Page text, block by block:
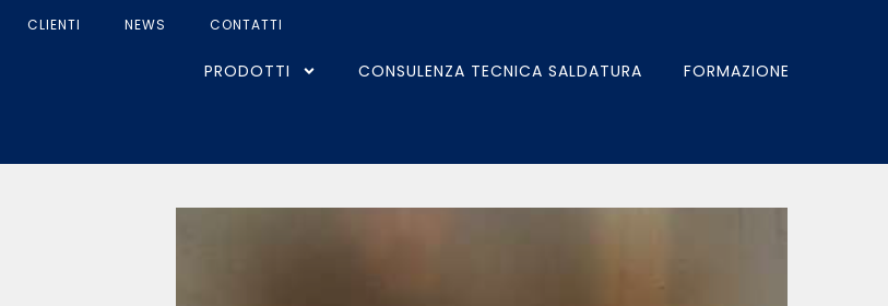
CLIENTI NEWS CONTATTI
PRODOTTI CONSULENZA TECNICA SALDATURA FORMAZIONE